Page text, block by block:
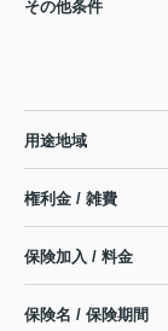
その他条件
用途地域
権利金 / 雑費
保険加入 / 料金
保険名 / 保険期間